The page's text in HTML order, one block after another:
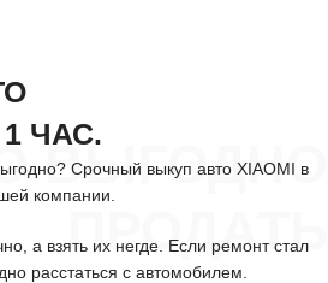
ВЫГОДНО
ПРОДАТЬ
1 ЧАС.
Срочный выкуп авто XIAOMI в
компании.
а взять их негде. Если ремонт стал
расстаться с автомобилем.